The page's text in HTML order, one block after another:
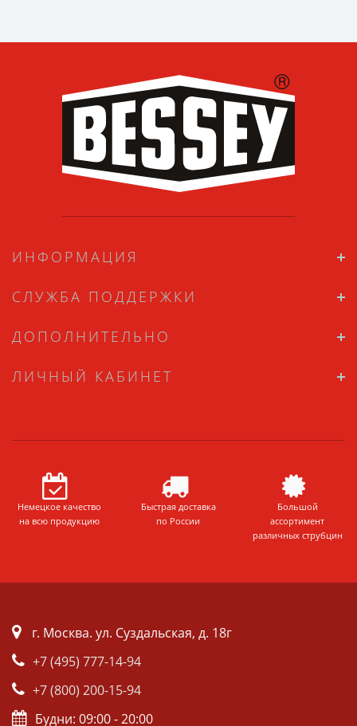
ИНФОРМАЦИЯ
СЛУЖБА ПОДДЕРЖКИ
ДОПОЛНИТЕЛЬНО
ЛИЧНЫЙ КАБИНЕТ
Немецкое качество
на всю продукцию
Быстрая доставка
по России
Большой
ассортимент
различных струбцин
г. Москва. ул. Суздальская, д. 18г
+7 (495) 777-14-94
+7 (800) 200-15-94
Будни: 09:00 - 20:00